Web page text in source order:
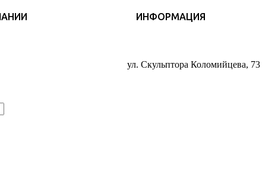
ИНФОРМАЦИЯ
ул. Скульптора Коломийцева, 73